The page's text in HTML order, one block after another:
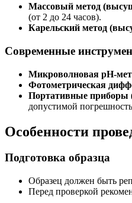
Массовый метод
(от 2 до 24 часов).
Карельский метод
Современные
Микроволновая рН-
Фотометрическая
Портативные приборы
допустимой
Особенности
Подготовка образца
Образец должен быть
Перед проверкой